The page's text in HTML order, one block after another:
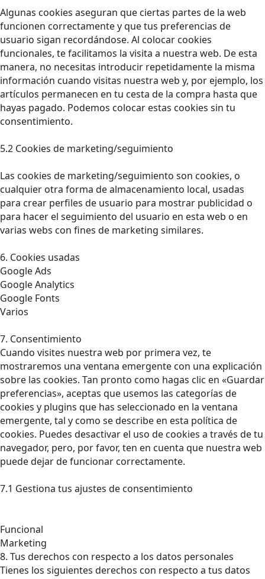
Algunas cookies aseguran que ciertas partes de la web
funcionen correctamente y que tus preferencias de
usuario sigan recordándose. Al colocar cookies
funcionales, te facilitamos la visita a nuestra web. De esta
manera, no necesitas introducir repetidamente la misma
información cuando visitas nuestra web y, por ejemplo, los
artículos permanecen en tu cesta de la compra hasta que
hayas pagado. Podemos colocar estas cookies sin tu
consentimiento.
5.2 Cookies de marketing/seguimiento
Las cookies de marketing/seguimiento son cookies, o
cualquier otra forma de almacenamiento local, usadas
para crear perfiles de usuario para mostrar publicidad o
para hacer el seguimiento del usuario en esta web o en
varias webs con fines de marketing similares.
6. Cookies usadas
Google Ads
Google Analytics
Google Fonts
Varios
7. Consentimiento
Cuando visites nuestra web por primera vez, te
mostraremos una ventana emergente con una explicación
sobre las cookies. Tan pronto como hagas clic en «Guardar
preferencias», aceptas que usemos las categorías de
cookies y plugins que has seleccionado en la ventana
emergente, tal y como se describe en esta política de
cookies. Puedes desactivar el uso de cookies a través de tu
navegador, pero, por favor, ten en cuenta que nuestra web
puede dejar de funcionar correctamente.
7.1 Gestiona tus ajustes de consentimiento
Funcional
Marketing
8. Tus derechos con respecto a los datos personales
Tienes los siguientes derechos con respecto a tus datos